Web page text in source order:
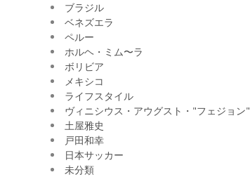
ブラジル
ベネズエラ
ペルー
ホルヘ・ミム〜ラ
ボリビア
メキシコ
ライフスタイル
ヴィニシウス・アウグスト・"フェジョン"
土屋雅史
戸田和幸
日本サッカー
未分類